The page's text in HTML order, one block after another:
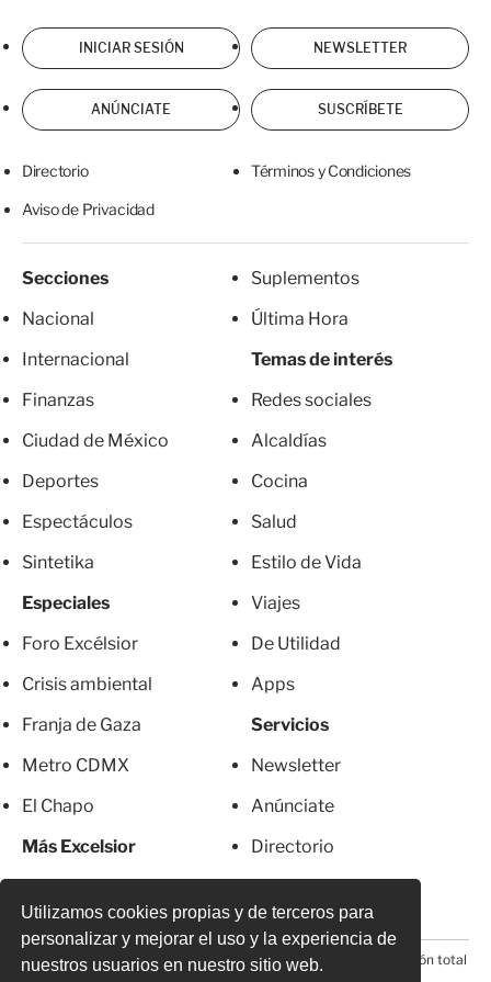
Utilizamos cookies propias y de terceros para
personalizar y mejorar el uso y la experiencia de
nuestros usuarios en nuestro sitio web.
INICIAR SESIÓN NEWSLETTER
ANÚNCIATE SUSCRÍBETE
Directorio Términos y Condiciones
Aviso de Privacidad
Secciones
Nacional
Internacional
Finanzas
Ciudad de México
Deportes
Espectáculos
Sintetika
Especiales
Foro Excélsior
Crisis ambiental
Franja de Gaza
Metro CDMX
El Chapo
Más Excelsior
Suplementos
Última Hora
Temas de interés
Redes sociales
Alcaldías
Cocina
Salud
Estilo de Vida
Viajes
De Utilidad
Apps
Servicios
Newsletter
Anúnciate
Directorio
© 2026 Todos los derechos reservados. Prohibida la reproducción total
o parcial, incluyendo cualquier medio electrónico*